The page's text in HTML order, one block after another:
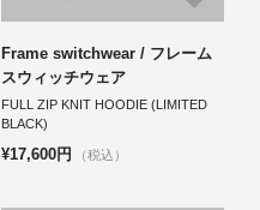
Frame switchwear / フレーム
スウィッチウェア
FULL ZIP KNIT HOODIE (LIMITED
BLACK)
¥17,600円 （税込）